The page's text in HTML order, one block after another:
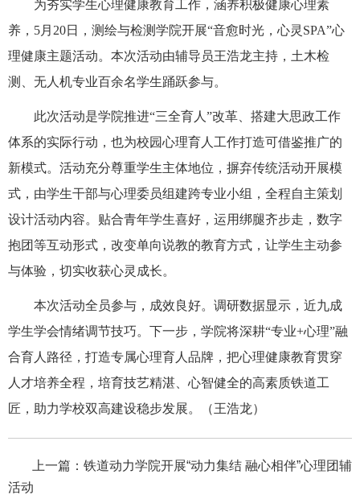
为夯实学生心理健康教育工作，涵养积极健康心理素
养，5月20日，测绘与检测学院开展“音愈时光，心灵SPA”心
理健康主题活动。本次活动由辅导员王浩龙主持，土木检
测、无人机专业百余名学生踊跃参与。
此次活动是学院推进“三全育人”改革、搭建大思政工作
体系的实际行动，也为校园心理育人工作打造可借鉴推广的
新模式。活动充分尊重学生主体地位，摒弃传统活动开展模
式，由学生干部与心理委员组建跨专业小组，全程自主策划
设计活动内容。贴合青年学生喜好，运用绑腿齐步走，数字
抱团等互动形式，改变单向说教的教育方式，让学生主动参
与体验，切实收获心灵成长。
本次活动全员参与，成效良好。调研数据显示，近九成
学生学会情绪调节技巧。下一步，学院将深耕“专业+心理”融
合育人路径，打造专属心理育人品牌，把心理健康教育贯穿
人才培养全程，培育技艺精湛、心智健全的高素质铁道工
匠，助力学校双高建设稳步发展。（王浩龙）
上一篇： 铁道动力学院开展“动力集结 融心相伴”心理团辅
活动